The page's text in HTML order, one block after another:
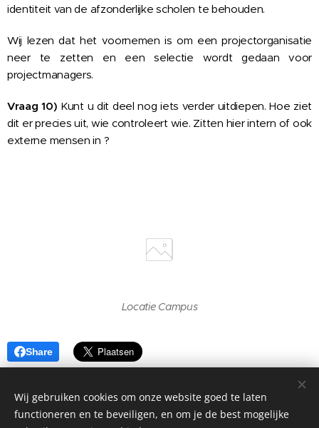
identiteit van de afzonderlijke scholen te behouden.
Wij lezen dat het voornemen is om een projectorganisatie
neer te zetten en een selectie wordt gedaan voor
projectmanagers.
Vraag 10) Kunt u dit deel nog iets verder uitdiepen. Hoe ziet
dit er precies uit, wie controleert wie. Zitten hier intern of ook
externe mensen in ?
Locatie Campus
Share
Wij gebruiken cookies om onze website goed te laten
functioneren en te beveiligen, en om je de best mogelijke